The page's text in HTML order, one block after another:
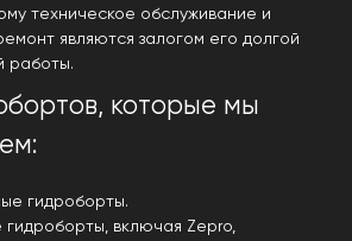
техническое обслуживание и
являются залогом его долгой
работы.
которые мы
гидроборты.
включая Zepro,